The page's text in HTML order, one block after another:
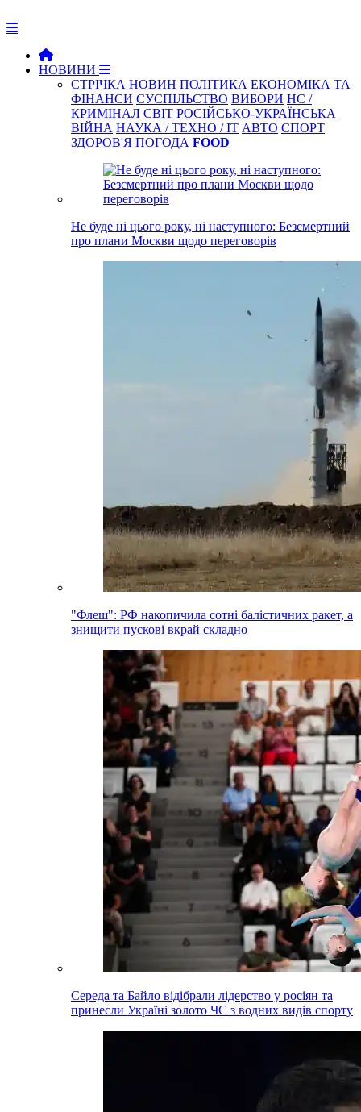
НОВИНИ
СТРІЧКА НОВИН ПОЛІТИКА ЕКОНОМІКА ТА
ФІНАНСИ СУСПІЛЬСТВО ВИБОРИ НС /
КРИМІНАЛ СВІТ РОСІЙСЬКО-УКРАЇНСЬКА
ВІЙНА НАУКА / ТЕХНО / IT АВТО СПОРТ
ЗДОРОВ'Я ПОГОДА FOOD
Не буде ні цього року, ні наступного: Безсмертний
про плани Москви щодо переговорів
"Флеш": РФ накопичила сотні балістичних ракет, а
знищити пускові вкрай складно
Середа та Байло відібрали лідерство у росіян та
принесли Україні золото ЧЄ з водних видів спорту